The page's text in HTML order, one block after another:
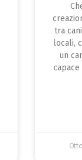
tra
locali,
un